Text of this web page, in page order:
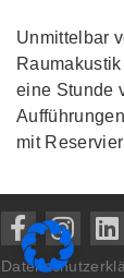
Unmittelbar
eine Stunde
mit